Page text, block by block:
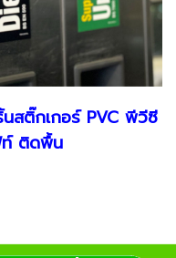
สติ๊กเกอร์ PVC พีวีซี
ติดพื้น